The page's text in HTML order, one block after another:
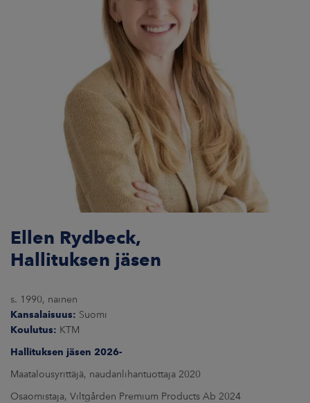
Ellen Rydbeck,
Hallituksen jäsen
s. 1990, nainen
Kansalaisuus: Suomi
Koulutus: KTM
Hallituksen jäsen 2026-
Maatalousyrittäjä, naudanlihantuottaja 2020
Osaomistaja, Viltgården Premium Products Ab 2024